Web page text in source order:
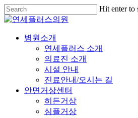
Skip
to
main
content
Hit enter to
Close
Menu
병원소개
연세플러스 소개
의료진 소개
시설 안내
진료안내/오시는 길
안면거상센터
히든거상
심플거상